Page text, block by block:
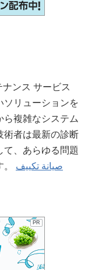
ンス サービス
ソリューションを
ら複雑なシステム
術者は最新の診断
て、あらゆる問題
。 صيانة تكييف
PR